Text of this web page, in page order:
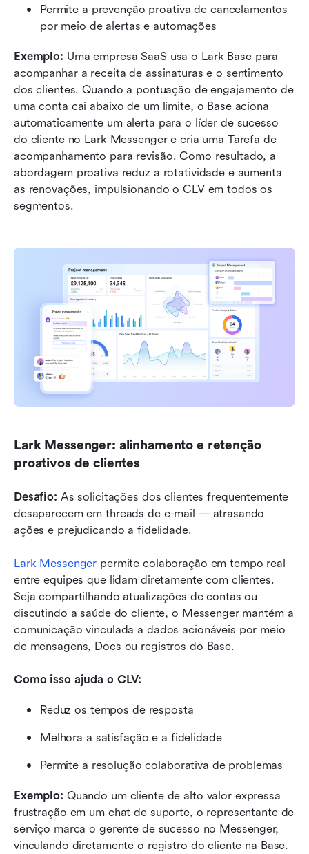
Permite a prevenção proativa de cancelamentos
por meio de alertas e automações
Exemplo: Uma empresa SaaS usa o Lark Base para
acompanhar a receita de assinaturas e o sentimento
dos clientes. Quando a pontuação de engajamento de
uma conta cai abaixo de um limite, o Base aciona
automaticamente um alerta para o líder de sucesso
do cliente no Lark Messenger e cria uma Tarefa de
acompanhamento para revisão. Como resultado, a
abordagem proativa reduz a rotatividade e aumenta
as renovações, impulsionando o CLV em todos os
segmentos.
Lark Messenger: alinhamento e retenção
proativos de clientes
Desafio: As solicitações dos clientes frequentemente
desaparecem em threads de e-mail — atrasando
ações e prejudicando a fidelidade.
Lark Messenger permite colaboração em tempo real
entre equipes que lidam diretamente com clientes.
Seja compartilhando atualizações de contas ou
discutindo a saúde do cliente, o Messenger mantém a
comunicação vinculada a dados acionáveis por meio
de mensagens, Docs ou registros do Base.
Como isso ajuda o CLV:
Reduz os tempos de resposta
Melhora a satisfação e a fidelidade
Permite a resolução colaborativa de problemas
Exemplo: Quando um cliente de alto valor expressa
frustração em um chat de suporte, o representante de
serviço marca o gerente de sucesso no Messenger,
vinculando diretamente o registro do cliente na Base.